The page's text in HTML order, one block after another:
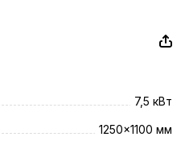
7,5 кВт
1250x1100 мм